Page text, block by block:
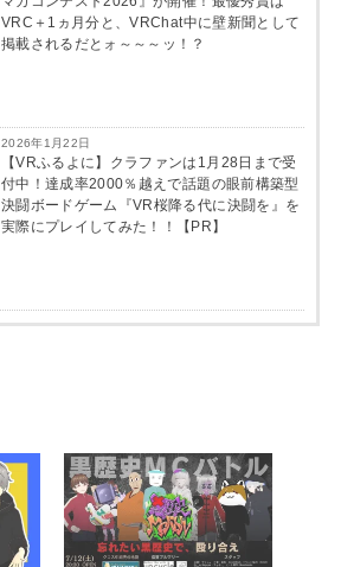
VRC＋1ヵ月分と、VRChat中に壁新聞として
掲載されるだとォ～～～ッ！？
2026年1月22日
【VRふるよに】クラファンは1月28日まで受
付中！達成率2000％越えで話題の眼前構築型
決闘ボードゲーム『VR桜降る代に決闘を』を
実際にプレイしてみた！！【PR】